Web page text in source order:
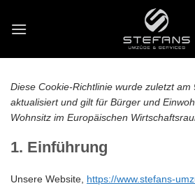
Inhalt
Diese Cookie-Richtlinie wurde zuletzt
aktualisiert und gilt für Bürger und
Wohnsitz im Europäischen
1. Einführung
Unsere Website, https://www.stefans-